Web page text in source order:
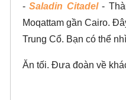
-Saladin Citadel-
Moqattam gần Cairo.
Trung Cổ. Bạn có thể
Ăn tối. Đưa đoàn về